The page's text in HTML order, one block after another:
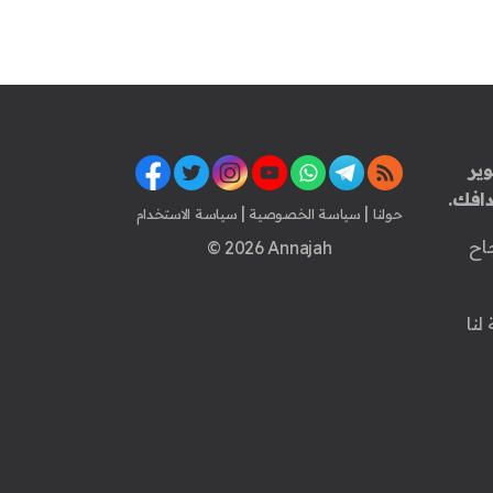
حولنا | سياسة الخصوصية | سياسة الاستخدام
© 2026 Annajah